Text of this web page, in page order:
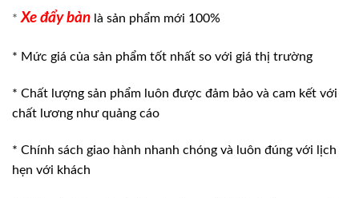
* Xe đẩy bàn là sản phẩm mới 100%
* Mức giá của sản phẩm tốt nhất so với giá thị trường
* Chất lượng sản phẩm luôn được đảm bảo và cam kết với
chất lương như quảng cáo
* Chính sách giao hành nhanh chóng và luôn đúng với lịch
hẹn với khách